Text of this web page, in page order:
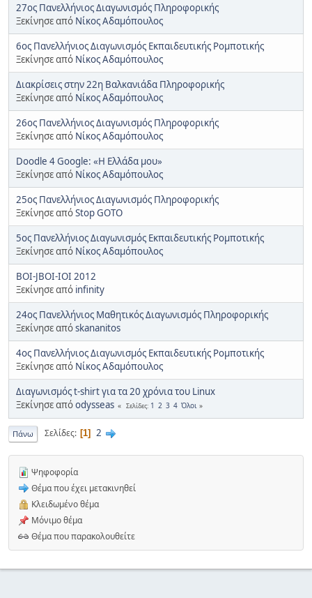
27ος Πανελλήνιος Διαγωνισμός Πληροφορικής
Ξεκίνησε από Νίκος Αδαμόπουλος
6ος Πανελλήνιος Διαγωνισμός Εκπαιδευτικής Ρομποτικής
Ξεκίνησε από Νίκος Αδαμόπουλος
Διακρίσεις στην 22η Βαλκανιάδα Πληροφορικής
Ξεκίνησε από Νίκος Αδαμόπουλος
26ος Πανελλήνιος Διαγωνισμός Πληροφορικής
Ξεκίνησε από Νίκος Αδαμόπουλος
Doodle 4 Google: «Η Ελλάδα μου»
Ξεκίνησε από Νίκος Αδαμόπουλος
25ος Πανελλήνιος Διαγωνισμός Πληροφορικής
Ξεκίνησε απόStop GOTO
5ος Πανελλήνιος Διαγωνισμός Εκπαιδευτικής Ρομποτικής
Ξεκίνησε από Νίκος Αδαμόπουλος
BOI-JBOI-IOI 2012
Ξεκίνησε από infinity
24ος Πανελλήνιος Μαθητικός Διαγωνισμός Πληροφορικής
Ξεκίνησε απόskananitos
4ος Πανελλήνιος Διαγωνισμός Εκπαιδευτικής Ρομποτικής
Ξεκίνησε από Νίκος Αδαμόπουλος
Διαγωνισμός t-shirt για τα 20 χρόνια του Linux
Ξεκίνησε απόodysseas Σελίδες 1 2 3 4 Όλοι
Πάνω Σελίδες 1 2
Ψηφοφορία
Θέμα που έχει μετακινηθεί
Κλειδωμένο θέμα
Μόνιμο θέμα
Θέμα που παρακολουθείτε